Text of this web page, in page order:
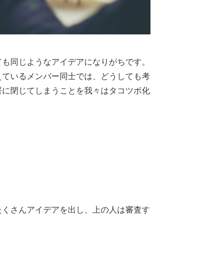
同じようなアイデアになりがちです。
いるメンバー同士では、どうしても考
閉じてしまうことを我々はタコツボ化
さんアイデアを出し、上の人は審査す